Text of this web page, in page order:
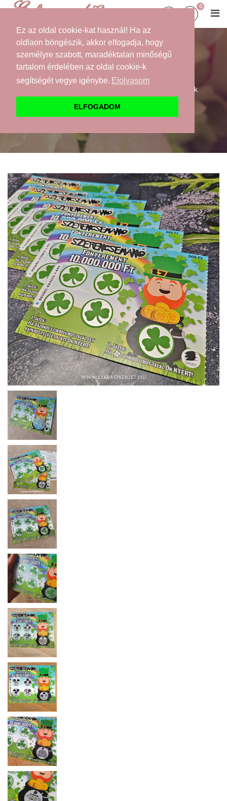
Ez az oldal cookie-kat használ! Ha az
oldlaon böngészik, akkor elfogadja, hogy
személyre szabott, maradéktalan minőségű
tartalom érdelében az oldal cookie-k
segítségét vegye igénybe. Elolvasom
ELFOGADOM
0
GYEREK FELKÉRŐK
Gyerek felkérők
perforált szélű változatban is kérhető